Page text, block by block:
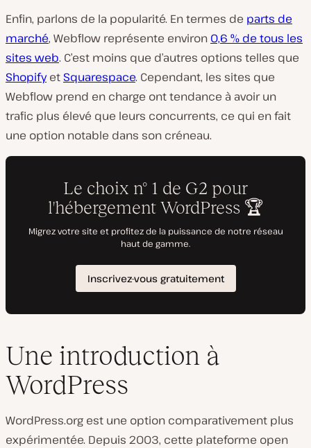
Enfin, parlons de la popularité. En termes de parts de
marché, Webflow représente environ 0,6 % de tous les
sites web. C’est moins que d’autres options telles que
Shopifyet Squarespace. Cependant, les sites que
Webflow prend en charge ont tendance à avoir un
trafic plus élevé que leurs concurrents, ce qui en fait
une option notable dans son créneau.
Une introduction à
WordPress
WordPress.org est une option comparativement plus
expérimentée. Depuis 2003, cette plateforme open